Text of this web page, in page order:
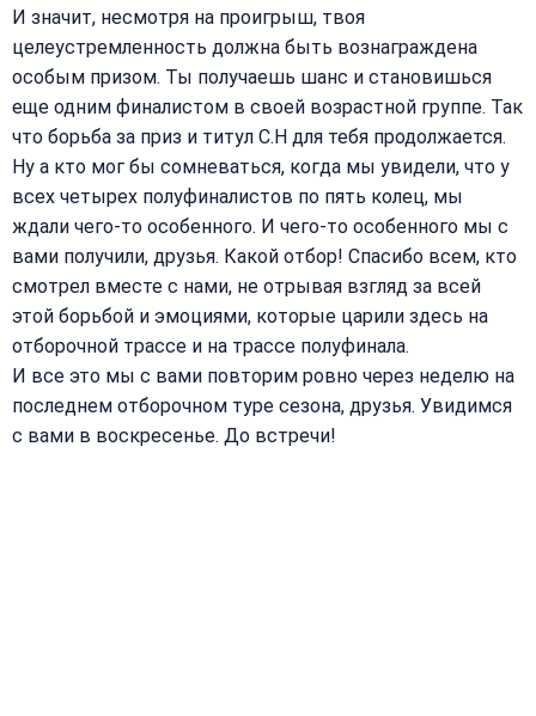
И значит, несмотря на проигрыш, твоя
целеустремленность должна быть вознаграждена
особым призом. Ты получаешь шанс и становишься
еще одним финалистом в своей возрастной группе. Так
что борьба за приз и титул С.Н для тебя продолжается.
Ну а кто мог бы сомневаться, когда мы увидели, что у
всех четырех полуфиналистов по пять колец, мы
ждали чего-то особенного. И чего-то особенного мы с
вами получили, друзья. Какой отбор! Спасибо всем, кто
смотрел вместе с нами, не отрывая взгляд за всей
этой борьбой и эмоциями, которые царили здесь на
отборочной трассе и на трассе полуфинала.
И все это мы с вами повторим ровно через неделю на
последнем отборочном туре сезона, друзья. Увидимся
с вами в воскресенье. До встречи!